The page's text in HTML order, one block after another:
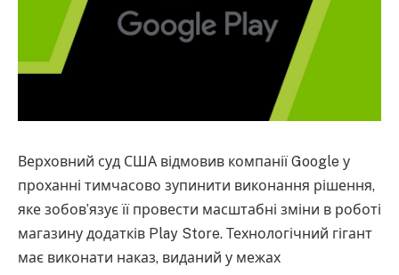
Верховний суд США відмовив компанії Google у
проханні тимчасово зупинити виконання рішення,
яке зобов’язує її провести масштабні зміни в роботі
магазину додатків Play Store. Технологічний гігант
має виконати наказ, виданий у межах